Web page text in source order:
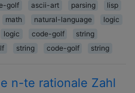
golf ascii-art parsing
lisp
math natural-language
logic
logic code-golf
string
string code-golf string
n-te rationale Zahl